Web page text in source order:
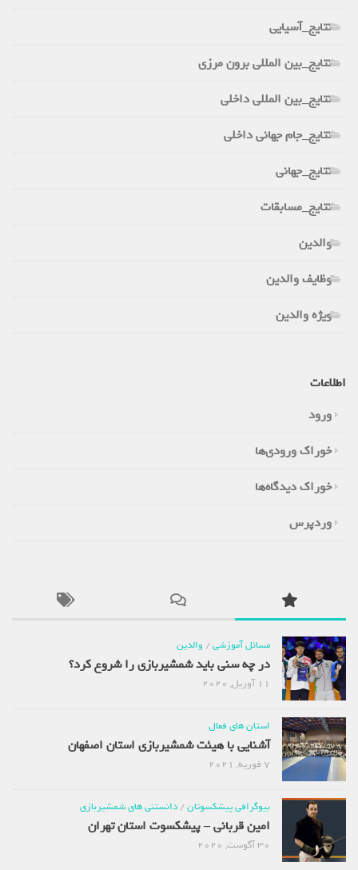
نتایج_آسیایی
نتایج_بین المللی برون مرزی
نتایج_بین المللی داخلی
نتایج_جام جهانی داخلی
نتایج_جهانی
نتایج_مسابقات
والدین
وظایف والدین
ویژه والدین
اطلاعات
ورود
خوراک ورودی‌ها
خوراک دیدگاه‌ها
وردپرس
مسائل آموزشی/والدین
در چه سنی باید شمشیربازی را شروع کرد؟
استان های فعال
آشنایی با هیئت شمشیربازی استان اصفهان
بیوگرافی پیشکسوتان/دانستنی های شمشیربازی
امین قربانی – پیشکسوت استان تهران